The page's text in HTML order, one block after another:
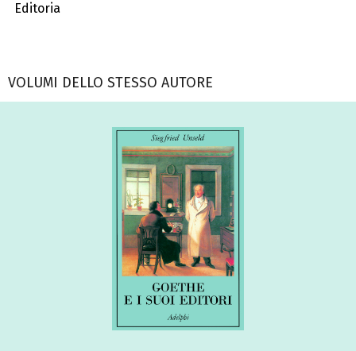
Editoria
VOLUMI DELLO STESSO AUTORE